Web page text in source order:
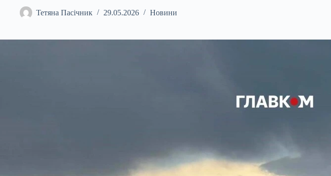
Тетяна Пасічник 29.05.2026 Новини